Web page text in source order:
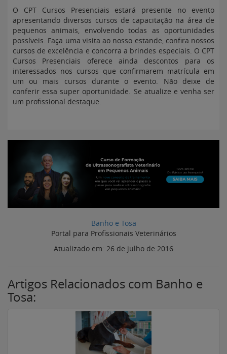
O CPT Cursos Presenciais estará presente no evento
apresentando diversos cursos de capacitação na área de
pequenos animais, envolvendo todas as oportunidades
possíveis. Faça uma visita ao nosso estande, confira nossos
cursos de excelência e concorra a brindes especiais. O CPT
Cursos Presenciais oferece ainda descontos para os
interessados nos cursos que confirmarem matrícula em
um ou mais cursos durante o evento. Não deixe de
conferir essa super oportunidade. Se atualize e venha ser
um profissional destaque.
Banho e Tosa
Portal para Profissionais Veterinários
Atualizado em: 26 de julho de 2016
Artigos Relacionados com Banho e
Tosa: